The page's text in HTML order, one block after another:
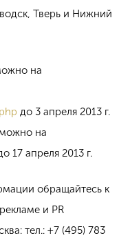
Тверь и Нижний
на
до 3 апреля 2013 г.
на
17 апреля 2013 г.
обращайтесь к
и PR
тел.: +7 (495) 783